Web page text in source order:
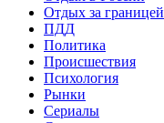
Отдых за границей
ПДД
Политика
Происшествия
Психология
Рынки
Сериалы